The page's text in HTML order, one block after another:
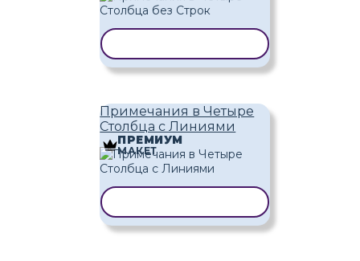
Примечания в Четыре
Столбца с Линиями
ПРЕМИУМ
МАКЕТ